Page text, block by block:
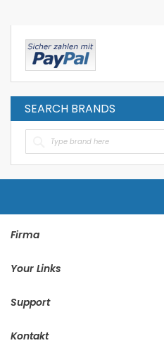
SEARCH BRANDS
Firma
Your Links
Support
Kontakt